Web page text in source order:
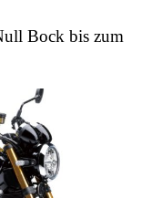
Bock bis zum